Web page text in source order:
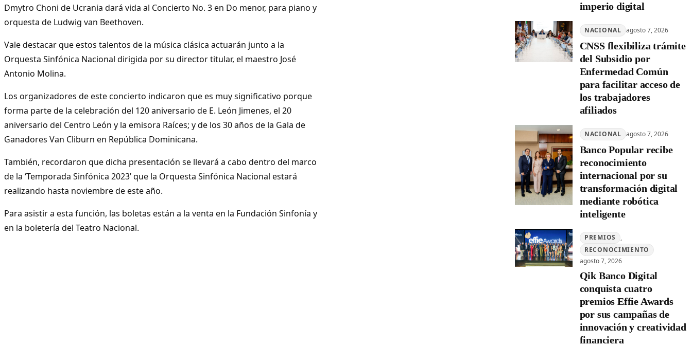
Dmytro Choni de Ucrania dará vida al Concierto No. 3 en Do menor, para piano y
orquesta de Ludwig van Beethoven.
Vale destacar que estos talentos de la música clásica actuarán junto a la
Orquesta Sinfónica Nacional dirigida por su director titular, el maestro José
Antonio Molina.
Los organizadores de este concierto indicaron que es muy significativo porque
forma parte de la celebración del 120 aniversario de E. León Jimenes, el 20
aniversario del Centro León y la emisora Raíces; y de los 30 años de la Gala de
Ganadores Van Cliburn en República Dominicana.
También, recordaron que dicha presentación se llevará a cabo dentro del marco
de la ‘Temporada Sinfónica 2023’ que la Orquesta Sinfónica Nacional estará
realizando hasta noviembre de este año.
Para asistir a esta función, las boletas están a la venta en la Fundación Sinfonía y
en la boletería del Teatro Nacional.
imperio digital
NACIONAL agosto 7, 2026
CNSS flexibiliza trámite
del Subsidio por
Enfermedad Común
para facilitar acceso de
los trabajadores
afiliados
NACIONAL agosto 7, 2026
Banco Popular recibe
reconocimiento
internacional por su
transformación digital
mediante robótica
inteligente
PREMIOS
RECONOCIMIENTO
agosto 7, 2026
Qik Banco Digital
conquista cuatro
premios Effie Awards
por sus campañas de
innovación y creatividad
financiera